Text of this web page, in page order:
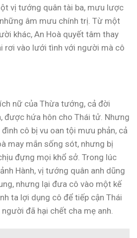
vị tướng quân tài ba, mưu lược
âm mưu chính trị. Từ một
khác, An Hoà quyết tâm thay
rơi vào lưới tình với người mà cô
nữ của Thừa tướng, cả đời
được hứa hôn cho Thái tử. Nhưng
cô bị vu oan tội mưu phản, cả
may mắn sống sót, nhưng bị
đựng mọi khổ sở. Trong lúc
Hành, vị tướng quân anh dũng
nhưng lại đưa cô vào một kế
ta lợi dụng cô để tiếp cận Thái
đã hại chết cha mẹ anh.